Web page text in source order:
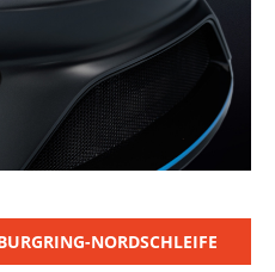
NORDSCHLEIFE